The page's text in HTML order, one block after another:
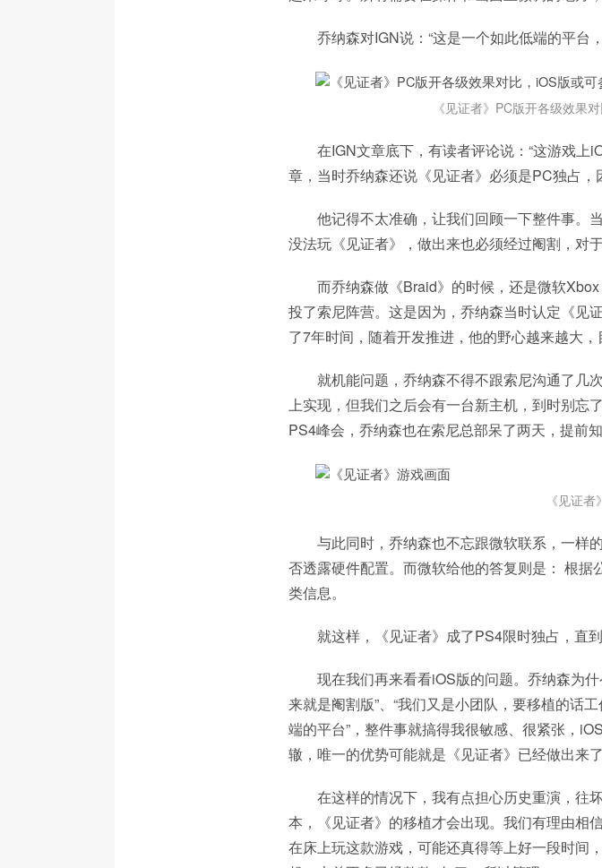
乔纳森对IGN说：“这是一个如此低端的平台
《见证者》PC版开各级效果
在IGN文章底下，有读者评论说：“这游戏
章，当时乔纳森还说《见证者》必须是PC独占，
他记得不太准确，让我们回顾一下整件事。
没法玩《见证者》，做出来也必须经过阉割，对
而乔纳森做《Braid》的时候，还是微软
投了索尼阵营。这是因为，乔纳森当时认定《见
了7年时间，随着开发推进，他的野心越来越大，
就机能问题，乔纳森不得不跟索尼沟通了几
上实现，但我们之后会有一台新主机，到时别忘
PS4峰会，乔纳森也在索尼总部呆了两天，提前
《见证
与此同时，乔纳森也不忘跟微软联系，一样
否透露硬件配置。而微软给他的答复则是： 根
类信息。
就这样，《见证者》成了PS4限时独占，直
现在我们再来看看iOS版的问题。乔纳森为什
来就是阉割版”、“我们又是小团队，要移植的话
端的平台”，整件事就搞得我很敏感、很紧张，
辙，唯一的优势可能就是《见证者》已经做出来
在这样的情况下，我有点担心历史重演，往
本，《见证者》的移植才会出现。我们有理由相
在床上玩这款游戏，可能还真得等上好一段时间